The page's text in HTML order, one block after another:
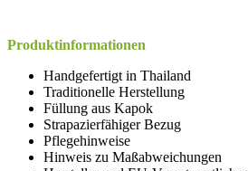
Produktinformationen
Handgefertigt in Thailand
Traditionelle Herstellung
Füllung aus Kapok
Strapazierfähiger Bezug
Pflegehinweise
Hinweis zu Maßabweichungen